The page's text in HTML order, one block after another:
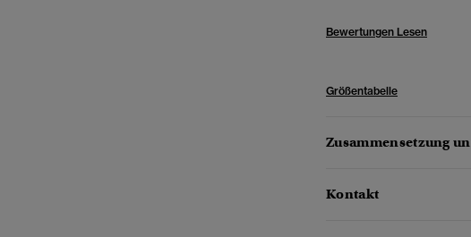
Bewertungen Lesen
Größentabelle
Zusammensetzung
Kontakt